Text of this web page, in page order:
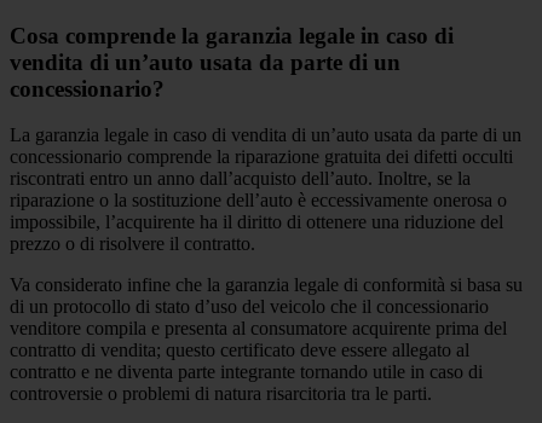
Cosa comprende la garanzia legale in caso di
vendita di un’auto usata da parte di un
concessionario?
La garanzia legale in caso di vendita di un’auto usata da parte di un
concessionario comprende la riparazione gratuita dei difetti occulti
riscontrati entro un anno dall’acquisto dell’auto. Inoltre, se la
riparazione o la sostituzione dell’auto è eccessivamente onerosa o
impossibile, l’acquirente ha il diritto di ottenere una riduzione del
prezzo o di risolvere il contratto.
Va considerato infine che la garanzia legale di conformità si basa su
di un protocollo di stato d’uso del veicolo che il concessionario
venditore compila e presenta al consumatore acquirente prima del
contratto di vendita; questo certificato deve essere allegato al
contratto e ne diventa parte integrante tornando utile in caso di
controversie o problemi di natura risarcitoria tra le parti.